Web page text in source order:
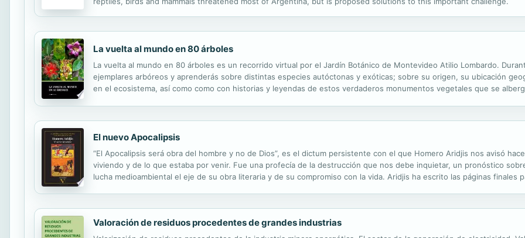
La vuelta al mundo en 80 árboles
La vuelta al mundo en 80 árboles es un recorrido virtual por el Jardín Botánico de Montevideo Atilio Lombardo.
ejemplares arbóreos y aprenderás sobre distintas especies autóctonas y exóticas; sobre su origen, su ubicación
en el ecosistema, así como como con historias y leyendas de estos verdaderos monumentos vegetales que se
El nuevo Apocalipsis
“El Apocalipsis será obra del hombre y no de Dios”, es el dictum persistente con el que Homero Aridjis nos avisó
viviendo y de lo que estaba por venir. Fue una profecía de la destrucción que nos debe inquietar, un pronóstico
lucha medioambiental el eje de su obra literaria y de su compromiso con la vida. Aridjis ha escrito las páginas finales
Valoración de residuos procedentes de grandes industrias